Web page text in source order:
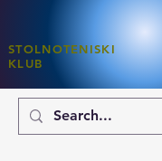
STOLNOTENISKI
KLUB